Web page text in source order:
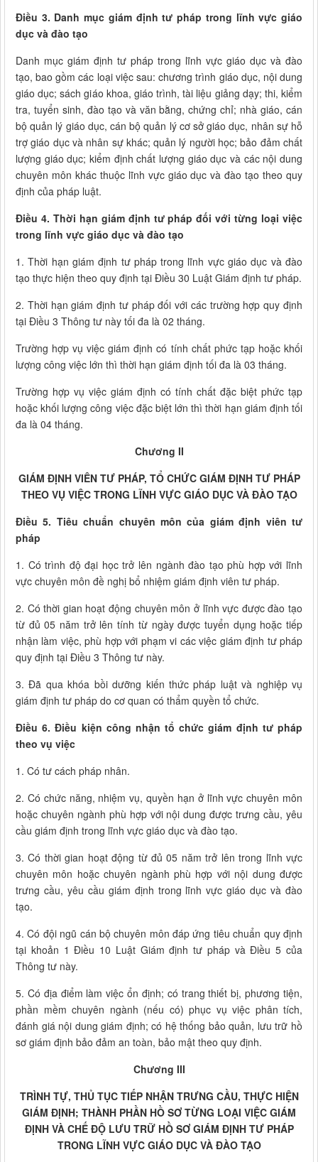
Điều 3. Danh mục giám định tư pháp trong lĩnh vực giáo
dục và đào tạo
Danh mục giám định tư pháp trong lĩnh vực giáo dục và đào
tạo, bao gồm các loại việc sau: chương trình giáo dục, nội dung
giáo dục; sách giáo khoa, giáo trình, tài liệu giảng dạy; thi, kiểm
tra, tuyển sinh, đào tạo và văn bằng, chứng chỉ; nhà giáo, cán
bộ quản lý giáo dục, cán bộ quản lý cơ sở giáo dục, nhân sự hỗ
trợ giáo dục và nhân sự khác; quản lý người học; bảo đảm chất
lượng giáo dục; kiểm định chất lượng giáo dục và các nội dung
chuyên môn khác thuộc lĩnh vực giáo dục và đào tạo theo quy
định của pháp luật.
Điều 4. Thời hạn giám định tư pháp đối với từng loại việc
trong lĩnh vực giáo dục và đào tạo
1. Thời hạn giám định tư pháp trong lĩnh vực giáo dục và đào
tạo thực hiện theo quy định tại Điều 30 Luật Giám định tư pháp.
2. Thời hạn giám định tư pháp đối với các trường hợp quy định
tại Điều 3 Thông tư này tối đa là 02 tháng.
Trường hợp vụ việc giám định có tính chất phức tạp hoặc khối
lượng công việc lớn thì thời hạn giám định tối đa là 03 tháng.
Trường hợp vụ việc giám định có tính chất đặc biệt phức tạp
hoặc khối lượng công việc đặc biệt lớn thì thời hạn giám định tối
đa là 04 tháng.
Chương II
GIÁM ĐỊNH VIÊN TƯ PHÁP, TỔ CHỨC GIÁM ĐỊNH TƯ PHÁP
THEO VỤ VIỆC TRONG LĨNH VỰC GIÁO DỤC VÀ ĐÀO TẠO
Điều 5. Tiêu chuẩn chuyên môn của giám định viên tư
pháp
1. Có trình độ đại học trở lên ngành đào tạo phù hợp với lĩnh
vực chuyên môn đề nghị bổ nhiệm giám định viên tư pháp.
2. Có thời gian hoạt động chuyên môn ở lĩnh vực được đào tạo
từ đủ 05 năm trở lên tính từ ngày được tuyển dụng hoặc tiếp
nhận làm việc, phù hợp với phạm vi các việc giám định tư pháp
quy định tại Điều 3 Thông tư này.
3. Đã qua khóa bồi dưỡng kiến thức pháp luật và nghiệp vụ
giám định tư pháp do cơ quan có thẩm quyền tổ chức.
Điều 6. Điều kiện công nhận tổ chức giám định tư pháp
theo vụ việc
1. Có tư cách pháp nhân.
2. Có chức năng, nhiệm vụ, quyền hạn ở lĩnh vực chuyên môn
hoặc chuyên ngành phù hợp với nội dung được trưng cầu, yêu
cầu giám định trong lĩnh vực giáo dục và đào tạo.
3. Có thời gian hoạt động từ đủ 05 năm trở lên trong lĩnh vực
chuyên môn hoặc chuyên ngành phù hợp với nội dung được
trưng cầu, yêu cầu giám định trong lĩnh vực giáo dục và đào
tạo.
4. Có đội ngũ cán bộ chuyên môn đáp ứng tiêu chuẩn quy định
tại khoản 1 Điều 10 Luật Giám định tư pháp và Điều 5 của
Thông tư này.
5. Có địa điểm làm việc ổn định; có trang thiết bị, phương tiện,
phần mềm chuyên ngành (nếu có) phục vụ việc phân tích,
đánh giá nội dung giám định; có hệ thống bảo quản, lưu trữ hồ
sơ giám định bảo đảm an toàn, bảo mật theo quy định.
Chương III
TRÌNH TỰ, THỦ TỤC TIẾP NHẬN TRƯNG CẦU, THỰC HIỆN
GIÁM ĐỊNH; THÀNH PHẦN HỒ SƠ TỪNG LOẠI VIỆC GIÁM
ĐỊNH VÀ CHẾ ĐỘ LƯU TRỮ HỒ SƠ GIÁM ĐỊNH TƯ PHÁP
TRONG LĨNH VỰC GIÁO DỤC VÀ ĐÀO TẠO